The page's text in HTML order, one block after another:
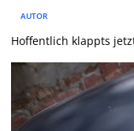
AUTOR
Hoffentlich klappts